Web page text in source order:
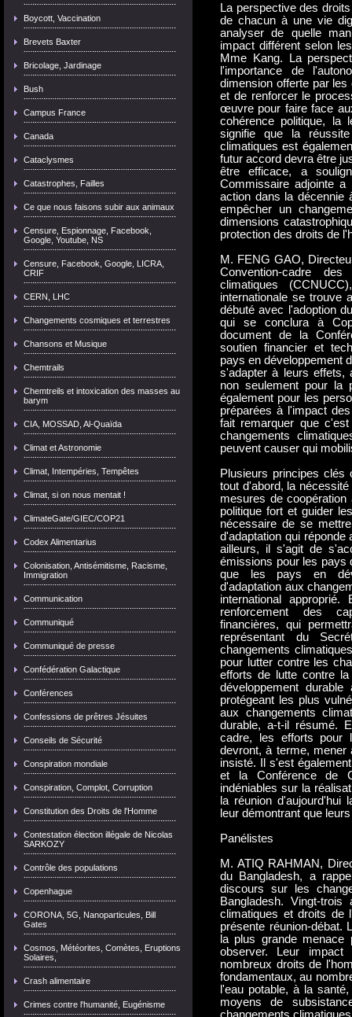
Boycott, Vaccination
Brevets Baxter
Bricolage, Jardinage
Bush
Campus France
Canada
Cataclysmes
Catastrophes, Failles
Ce que nous faisons subir aux animaux
Censure, Espionnage, Facebook,
Google, Youtube, NS
Censure, Facebook, Google, LICRA,
CRIF
CERN, LHC
Changements cosmiques et terrestres
Chansons et Musique
Chemtrails
Chemtreils et intoxication des masses au
barym
CIA, MOSSAD, Al-Quaïda
Climat et Astronomie
Climat, Intempéries, Tempêtes
Climat, si on nous mentait !
ClimateGate/GIEC/COP21
Codex Alimentarius
Colonisation, Antisémitisme, Racisme,
Immigration
Communication
Communiqué
Communiqué de presse
Confédération Galactique
Conférences
Confessions de prêtres Jésuites
Conseils de Sécurité
Conspiration mondiale
Conspiration, Complot, Corruption
Constitution des Droits de l'Homme
Contestation élection illégale de Nicolas
SARKOZY
Contrôle des populations
Copenhague
CORONA, 5G, Nanoparticules, Bill
Gates
Cosmos, Météorites, Comètes, Eruptions
Solaires,
Crash alimentaire
Crimes contre l'humanité, Eugénisme
La perspective des
de chacun à une vie
analyser de quelle
impact différent selon
Mme Kang. La
l'importance de
dimension offerte par
et de renforcer le
œuvre pour faire face
cohérence politique, la
signifie que la
climatiques est
futur accord devra être
être efficace, a
Commissaire adjointe
action dans la décennie
empêcher un
dimensions
protection des droits de
M. FENG GAO,
Convention-cadre
climatiques
internationale se trouve
débuté avec l'adoption
qui se conclura à
document de la
soutien financier et
pays en développement
s'adapter à leurs effets,
non seulement pour la
également pour les
préparées à l'impact
fait remarquer que
changements
peuvent causer qui
Plusieurs principes clés
tout d'abord, la
mesures de
politique fort et guider
nécessaire de se
d'adaptation qui
ailleurs, il s'agit de
émissions pour les pays
que les pays en
d'adaptation aux
international
renforcement des
financières, qui
représentant du
changements
pour lutter contre les
efforts de lutte contre
développement
protégeant les plus
aux changements
durable, a-t-il résumé.
cadre, les efforts pour
devront, à terme, mener
insisté. Il s'est
et la Conférence de
indéniables sur la
la réunion d'aujourd'hui
leur démontrant que
Panélistes
M. ATIQ RAHMAN,
du Bangladesh, a
discours sur les
Bangladesh. Vingt-
climatiques et droits de
présente réunion-débat.
la plus grande menace
observer. Leur
nombreux droits de
fondamentaux, au
l'eau potable, à la
moyens de